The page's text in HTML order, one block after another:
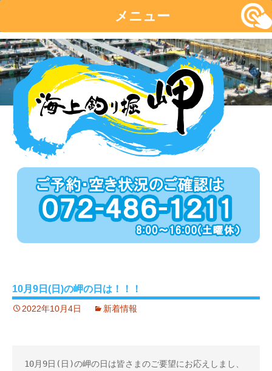
メニュー
コ
ン
テ
ン
10月9日(日)の岬の日は！！！
2022年10月4日 新着情報
10月9日(日)の岬の日は皆さまのご要望にお応えしまし、